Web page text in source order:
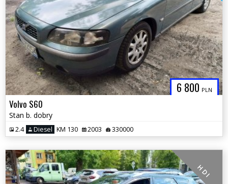
6 800 PLN
Volvo S60
Stan b. dobry
2.4 Diesel KM 130 2003 330000
H D I